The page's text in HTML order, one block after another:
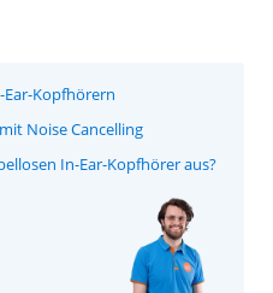
Kopfhörern
Noise Cancelling
In-Ear-Kopfhörer aus?